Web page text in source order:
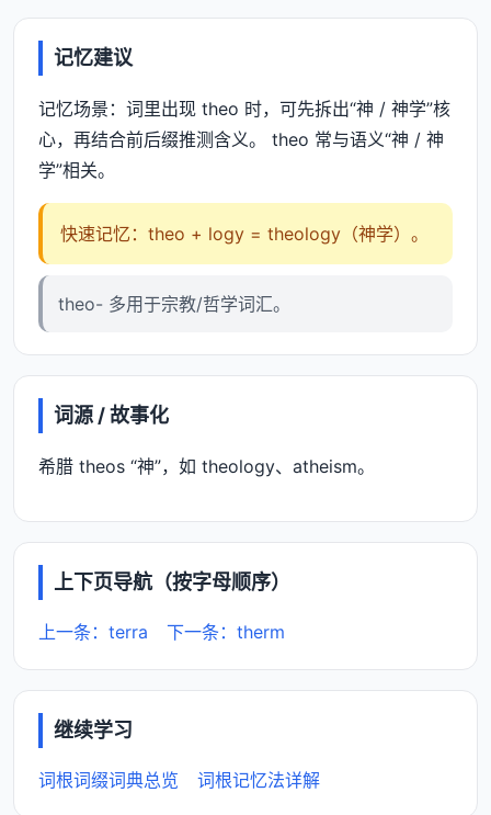
记忆建议
记忆场景：词里出现 theo 时，可先拆出“神 / 神学”核
心，再结合前后缀推测含义。 theo 常与语义“神 / 神
学”相关。
快速记忆：theo + logy = theology（神学）。
theo- 多用于宗教/哲学词汇。
词源 / 故事化
希腊 theos “神”，如 theology、atheism。
上下页导航（按字母顺序）
上一条：terra 下一条：therm
继续学习
词根词缀词典总览 词根记忆法详解